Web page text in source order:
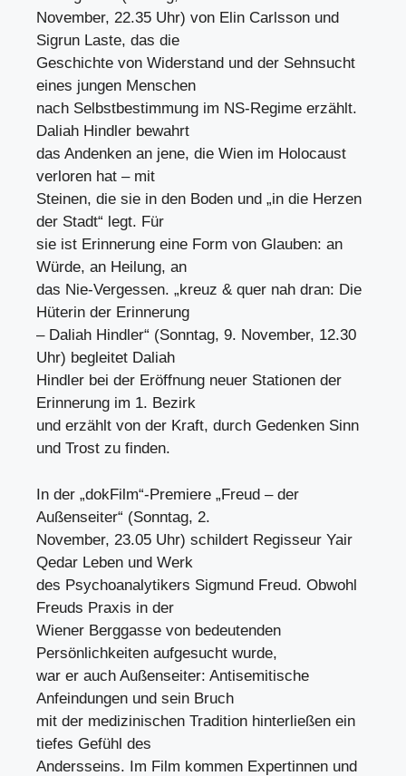
November, 22.35 Uhr) von Elin Carlsson und
Sigrun Laste, das die
Geschichte von Widerstand und der Sehnsucht
eines jungen Menschen
nach Selbstbestimmung im NS-Regime erzählt.
Daliah Hindler bewahrt
das Andenken an jene, die Wien im Holocaust
verloren hat – mit
Steinen, die sie in den Boden und „in die Herzen
der Stadt“ legt. Für
sie ist Erinnerung eine Form von Glauben: an
Würde, an Heilung, an
das Nie-Vergessen. „kreuz & quer nah dran: Die
Hüterin der Erinnerung
– Daliah Hindler“ (Sonntag, 9. November, 12.30
Uhr) begleitet Daliah
Hindler bei der Eröffnung neuer Stationen der
Erinnerung im 1. Bezirk
und erzählt von der Kraft, durch Gedenken Sinn
und Trost zu finden.
In der „dokFilm“-Premiere „Freud – der
Außenseiter“ (Sonntag, 2.
November, 23.05 Uhr) schildert Regisseur Yair
Qedar Leben und Werk
des Psychoanalytikers Sigmund Freud. Obwohl
Freuds Praxis in der
Wiener Berggasse von bedeutenden
Persönlichkeiten aufgesucht wurde,
war er auch Außenseiter: Antisemitische
Anfeindungen und sein Bruch
mit der medizinischen Tradition hinterließen ein
tiefes Gefühl des
Andersseins. Im Film kommen Expertinnen und